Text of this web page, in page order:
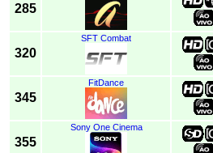
285
320
SFT Combat
345
FitDance
355
Sony One Cinema